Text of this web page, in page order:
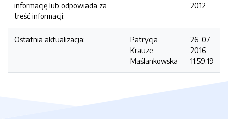
informację lub odpowiada za
treść informacji:
2012
Ostatnia aktualizacja:
Patrycja
Krauze-
Maślankowska
26-07-
2016
11:59:19